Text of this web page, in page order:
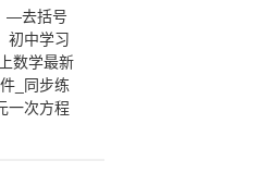
—去括号
初中学习
数学最新
_同步练
一次方程